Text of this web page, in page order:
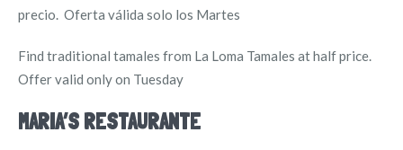
precio. Oferta válida solo los Martes
Find traditional tamales from La Loma Tamales at half price.
Offer valid only on Tuesday
MARIA’S RESTAURANTE